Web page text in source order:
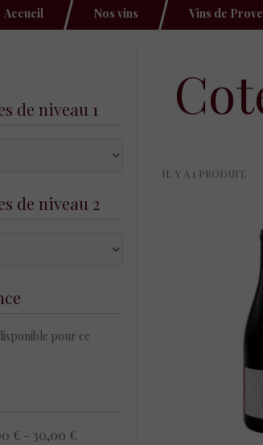
Accueil Nos vins Vins de
de niveau 1
de niveau 2
pour ce
€ - 30,00 €
IL Y A 1 PRODUIT.